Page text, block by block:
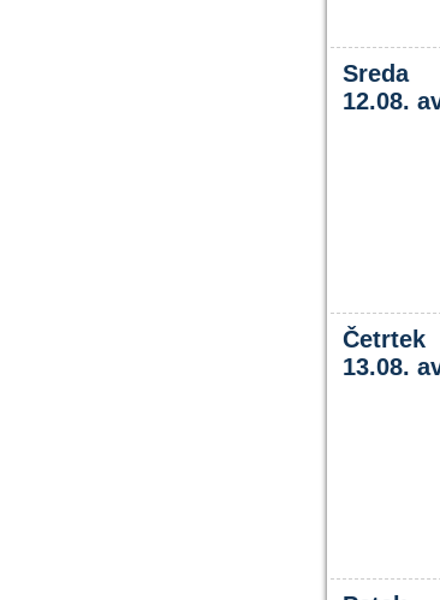
Sreda
12.08.
Četrtek
13.08.